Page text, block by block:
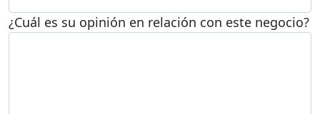
¿Cuál es su opinión en relación con este negocio?